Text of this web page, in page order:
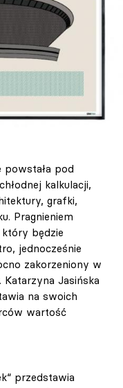
powstała pod
kalkulacji,
grafki,
Pragnieniem
będzie
jednocześnie
zakorzeniony w
Katarzyna Jasińska
na swoich
wartość
przedstawia